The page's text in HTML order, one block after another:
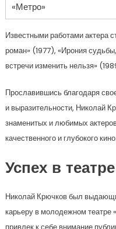
«Метро»
Известными работами актера
роман» (1977), «Ирония
встречи изменить нельзя»
Прославившись благодаря
и выразительности, Николай
знаменитых и любимых
качественного и глубокого кино.
Успех в театре
Николай Крючков был
карьеру в молодежном театре